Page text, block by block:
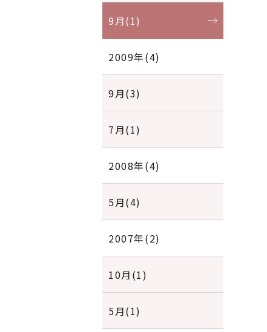
9月(1)
2009年(4)
9月(3)
7月(1)
2008年(4)
5月(4)
2007年(2)
10月(1)
5月(1)